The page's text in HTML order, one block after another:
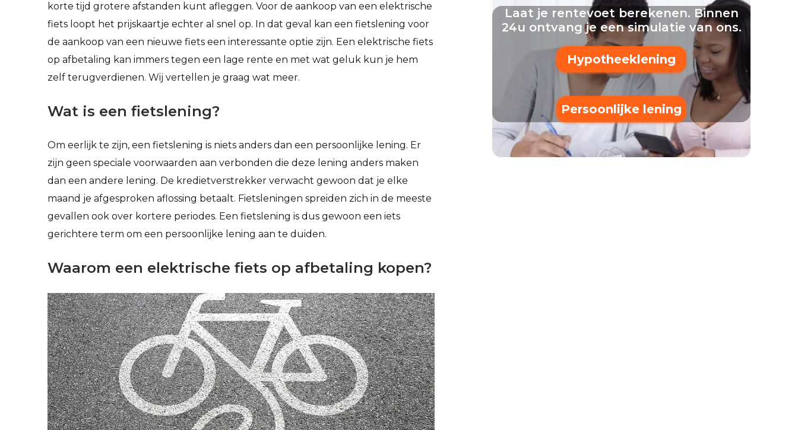
korte tijd grotere afstanden kunt afleggen. Voor de aankoop van een elektrische
fiets loopt het prijskaartje echter al snel op. In dat geval kan een fietslening voor
de aankoop van een nieuwe fiets een interessante optie zijn. Een elektrische fiets
op afbetaling kan immers tegen een lage rente en met wat geluk kun je hem
zelf terugverdienen. Wij vertellen je graag wat meer.
Wat is een fietslening?
Om eerlijk te zijn, een fietslening is niets anders dan een persoonlijke lening. Er
zijn geen speciale voorwaarden aan verbonden die deze lening anders maken
dan een andere lening. De kredietverstrekker verwacht gewoon dat je elke
maand je afgesproken aflossing betaalt. Fietsleningen spreiden zich in de meeste
gevallen ook over kortere periodes. Een fietslening is dus gewoon een iets
gerichtere term om een persoonlijke lening aan te duiden.
Waarom een elektrische fiets op afbetaling kopen?
Laat je rentevoet berekenen. Binnen
24u ontvang je een simulatie van ons.
Hypotheeklening
Persoonlijke lening